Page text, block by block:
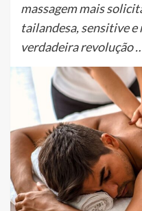
massagem mais
tailandesa, sensitive
verdadeira revolução